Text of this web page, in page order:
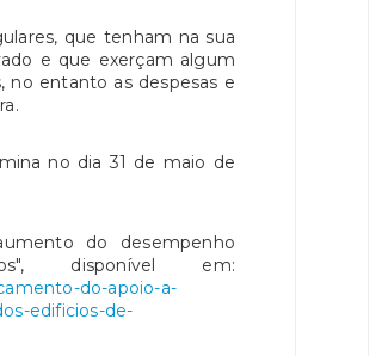
que tenham na sua
e que exerçam algum
no entanto as despesas e
no dia 31 de maio de
do desempenho
disponível em:
do-apoio-a-
edificios-de-